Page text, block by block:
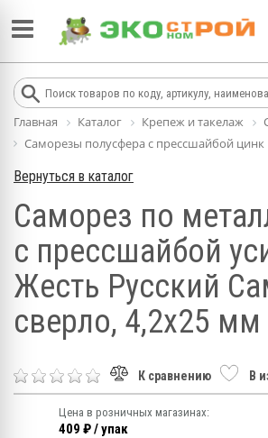
Главная Каталог Крепеж и такелаж
Саморезы полусфера с прессшайбой цинк
Вернуться в каталог
Саморез по
с прессшайбой
Жесть Русский
сверло, 4,2x25
К сравнению В
Цена в розничных магазинах:
409 ₽ / упак